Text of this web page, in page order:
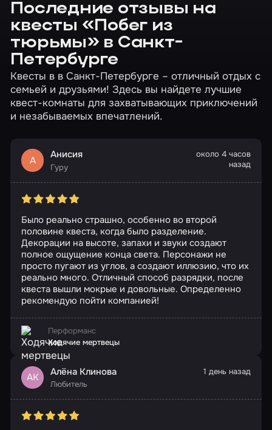
Последние отзывы на
квесты «Побег из
тюрьмы» в Санкт-
Петербурге
Квесты в в Санкт-Петербурге – отличный отдых с
семьей и друзьями! Здесь вы найдете лучшие
квест-комнаты для захватывающих приключений
и незабываемых впечатлений.
А Анисия
Гуру
около 4 часов
назад
Было реально страшно, особенно во второй
половине квеста, когда было разделение.
Декорации на высоте, запахи и звуки создают
полное ощущение конца света. Персонажи не
просто пугают из углов, а создают иллюзию, что их
реально много. Отличный способ разрядки, после
квеста вышли мокрые и довольные. Определенно
рекомендую пойти компанией!
Перформанс
Ходячие мертвецы
АК Алёна Клинова
Любитель
1 день назад